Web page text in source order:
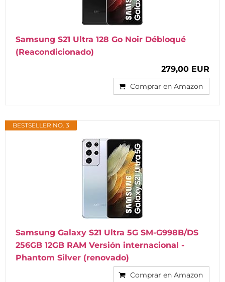
Samsung S21 Ultra 128 Go Noir Débloqué
(Reacondicionado)
279,00 EUR
Comprar en Amazon
BESTSELLER NO. 3
Samsung Galaxy S21 Ultra 5G SM-G998B/DS
256GB 12GB RAM Versión internacional -
Phantom Silver (renovado)
Comprar en Amazon